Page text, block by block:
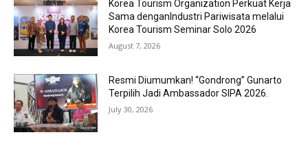
Korea Tourism Organization Perkuat Kerja
Sama denganIndustri Pariwisata melalui
Korea Tourism Seminar Solo 2026
August 7, 2026
Resmi Diumumkan! “Gondrong” Gunarto
Terpilih Jadi Ambassador SIPA 2026.
July 30, 2026